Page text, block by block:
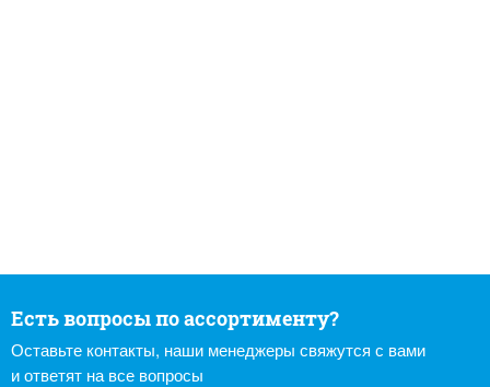
Есть вопросы по ассортименту?
Оставьте контакты, наши менеджеры свяжутся с вами
и ответят на все вопросы